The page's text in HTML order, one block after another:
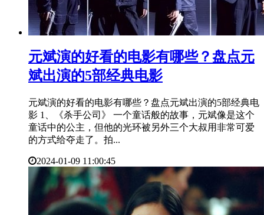
​元斌演的好看的电影有哪些？盘点元
斌出演的5部经典电影
元斌演的好看的电影有哪些？盘点元斌出演的5部经典电
影 1、《杀手公司》 一个童话般的故事，元斌像是这个
童话中的公主，但他的光环被另外三个大叔用非常可爱
的方式给夺走了。拍...
2024-01-09 11:00:45